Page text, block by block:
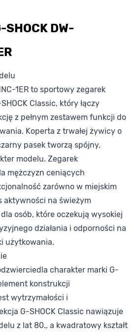
SHOCK DW-
1ER to sportowy zegarek
Classic, który łączy
z pełnym zestawem funkcji do
Koperta z trwałej żywicy o
pasek tworzą spójny,
modelu. Zegarek
mężczyzn ceniących
zarówno w miejskim
aktywności na świeżym
osób, które oczekują wysokiej
działania i odporności na
użytkowania.
charakter marki G-
konstrukcji
wytrzymałości i
G-SHOCK Classic nawiązuje
z lat 80., a kwadratowy kształt